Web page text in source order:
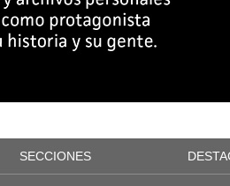
SECCIONES